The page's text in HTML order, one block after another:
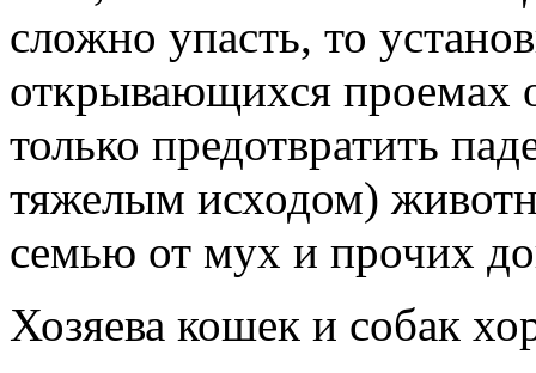
сложно упасть, то
открывающихся проемах
только предотвратить
тяжелым исходом)
семью от мух и прочих
Хозяева кошек и собак